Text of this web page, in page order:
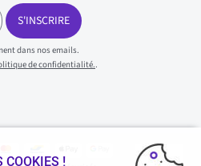
S'INSCRIRE
dans nos emails.
de confidentialité..
COOKIES !